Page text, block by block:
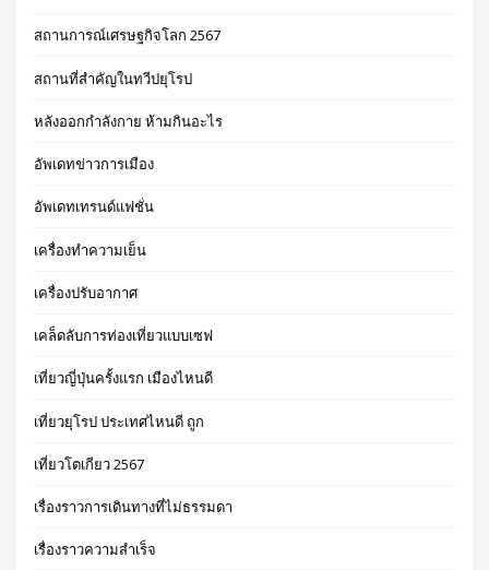
สถานการณ์เศรษฐกิจโลก 2567
สถานที่สำคัญในทวีปยุโรป
หลังออกกําลังกาย ห้ามกินอะไร
อัพเดทข่าวการเมือง
อัพเดทเทรนด์แฟชั่น
เครื่องทำความเย็น
เครื่องปรับอากาศ
เคล็ดลับการท่องเที่ยวแบบเซฟ
เที่ยวญี่ปุ่นครั้งแรก เมืองไหนดี
เที่ยวยุโรป ประเทศไหนดี ถูก
เที่ยวโตเกียว 2567
เรื่องราวการเดินทางที่ไม่ธรรมดา
เรื่องราวความสำเร็จ